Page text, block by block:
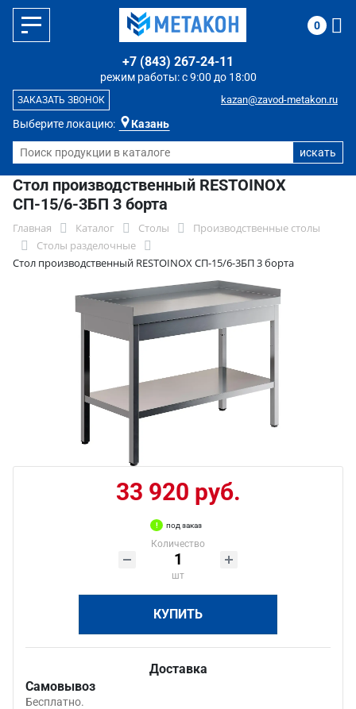
Выберите локацию: Казань
режим работы: с 9:00 до 18:00
+7 (843) 267-24-11
kazan@zavod-metakon.ru
ЗАКАЗАТЬ ЗВОНОК
0
Стол производственный RESTOINOX
СП-15/6-3БП 3 борта
Главная Каталог Столы
Производственные столы
Столы разделочные
Стол производственный RESTOINOX СП-15/6-3БП 3 борта
33 920 руб.
под заказ
Количество
шт
КУПИТЬ
Доставка
Самовывоз
Бесплатно.